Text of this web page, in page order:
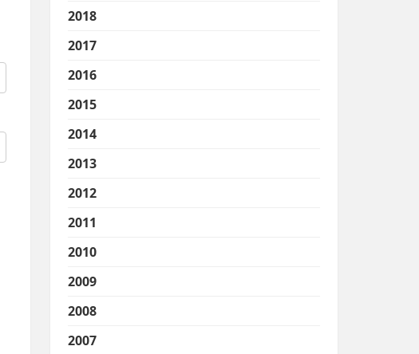
2018
2017
2016
2015
2014
2013
2012
2011
2010
2009
2008
2007